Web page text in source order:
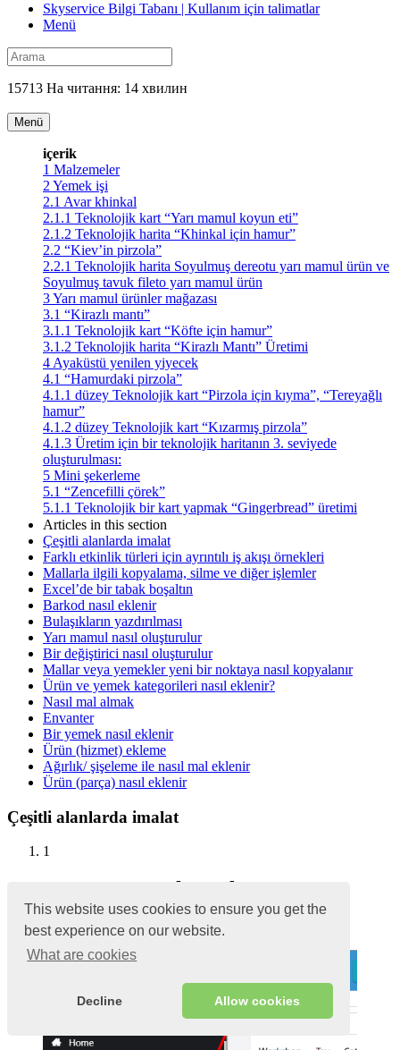
This website uses cookies to ensure you get the
best experience on our website.
What are cookies
Decline Allow cookies
Skyservice Bilgi Tabanı | Kullanım için talimatlar
Menü
15713 На читання: 14 хвилин
Menü
içerik
1 Malzemeler
2 Yemek işi
2.1 Avar khinkal
2.1.1 Teknolojik kart “Yarı mamul koyun eti”
2.1.2 Teknolojik harita “Khinkal için hamur”
2.2 “Kiev’in pirzola”
2.2.1 Teknolojik harita Soyulmuş dereotu yarı mamul ürün ve
Soyulmuş tavuk fileto yarı mamul ürün
3Yarı mamul ürünler mağazası
3.1 “Kirazlı mantı”
3.1.1 Teknolojik kart “Köfte için hamur”
3.1.2 Teknolojik harita “Kirazlı Mantı” Üretimi
4 Ayaküstü yenilen yiyecek
4.1 “Hamurdaki pirzola”
4.1.1 düzey Teknolojik kart “Pirzola için kıyma”, “Tereyağlı
hamur”
4.1.2 düzey Teknolojik kart “Kızarmış pirzola”
4.1.3 Üretim için bir teknolojik haritanın 3. seviyede
oluşturulması:
5 Mini şekerleme
5.1 “Zencefilli çörek”
5.1.1 Teknolojik bir kart yapmak “Gingerbread” üretimi
Articles in this section
Çeşitli alanlarda imalat
Farklı etkinlik türleri için ayrıntılı iş akışı örnekleri
Mallarla ilgili kopyalama, silme ve diğer işlemler
Excel’de bir tabak boşaltın
Barkod nasıl eklenir
Bulaşıkların yazdırılması
Yarı mamul nasıl oluşturulur
Bir değiştirici nasıl oluşturulur
Mallar veya yemekler yeni bir noktaya nasıl kopyalanır
Ürün ve yemek kategorileri nasıl eklenir?
Nasıl mal almak
Envanter
Bir yemek nasıl eklenir
Ürün (hizmet) ekleme
Ağırlık/ şişeleme ile nasıl mal eklenir
Ürün (parça) nasıl eklenir
Çeşitli alanlarda imalat
1
Malzemeler
Tüm malzemeleri depoya ekleyin